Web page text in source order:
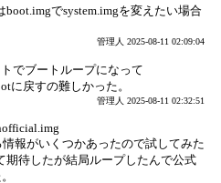
でsystem.imgを変えたい場合
管理人 2025-08-11 02:09:04
でブートループになって
に戻すの難しかった。
管理人 2025-08-11 02:32:51
報がいくつかあったので試してみた
期待したが結局ループしたんで公式